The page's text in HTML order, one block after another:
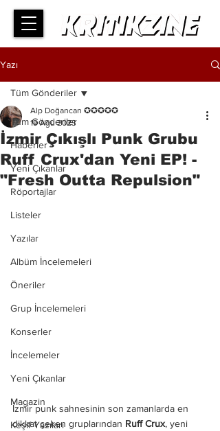
Yazı
Tüm Gönderiler
Haberler
Yeni Çıkanlar
Röportajlar
Listeler
Yazılar
Albüm İncelemeleri
Öneriler
Grup İncelemeleri
Konserler
İncelemeler
Yeni Çıkanlar
Magazin
Keşif Yazıları
Tüm Gönderiler
İzmir Çıkışlı Punk Grubu
Ruff Crux'dan Yeni EP! -
"Fresh Outta Repulsion"
Alp Doğancan ✪✪✪✪✪
19 Ağu 2023
İzmir punk sahnesinin son zamanlarda en
dikkat çeken gruplarından Ruff Crux, yeni